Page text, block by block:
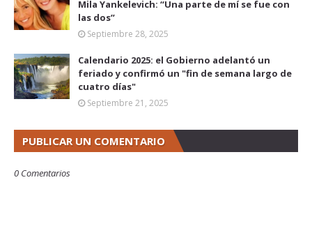
Mila Yankelevich: “Una parte de mí se fue con
las dos”
Septiembre 28, 2025
Calendario 2025: el Gobierno adelantó un
feriado y confirmó un "fin de semana largo de
cuatro días"
Septiembre 21, 2025
PUBLICAR UN COMENTARIO
0 Comentarios